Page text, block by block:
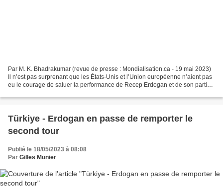
Par M. K. Bhadrakumar (revue de presse : Mondialisation.ca - 19 mai 2023)
Il n’est pas surprenant que les États-Unis et l’Union européenne n’aient pas
eu le courage de saluer la performance de Recep Erdogan et de son parti
Türkiye - Erdogan en passe de remporter le
second tour
Publié le 18/05/2023 à 08:08
Par Gilles Munier